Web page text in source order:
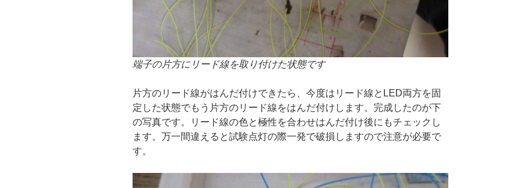
端子の片方にリード線を取り付けた状態です
片方のリード線がはんだ付けできたら、今度はリード線とLED両方を固
定した状態でもう片方のリード線をはんだ付けします。完成したのが下
の写真です。リード線の色と極性を合わせはんだ付け後にもチェックし
ます。万一間違えると試験点灯の際一発で破損しますので注意が必要で
す。